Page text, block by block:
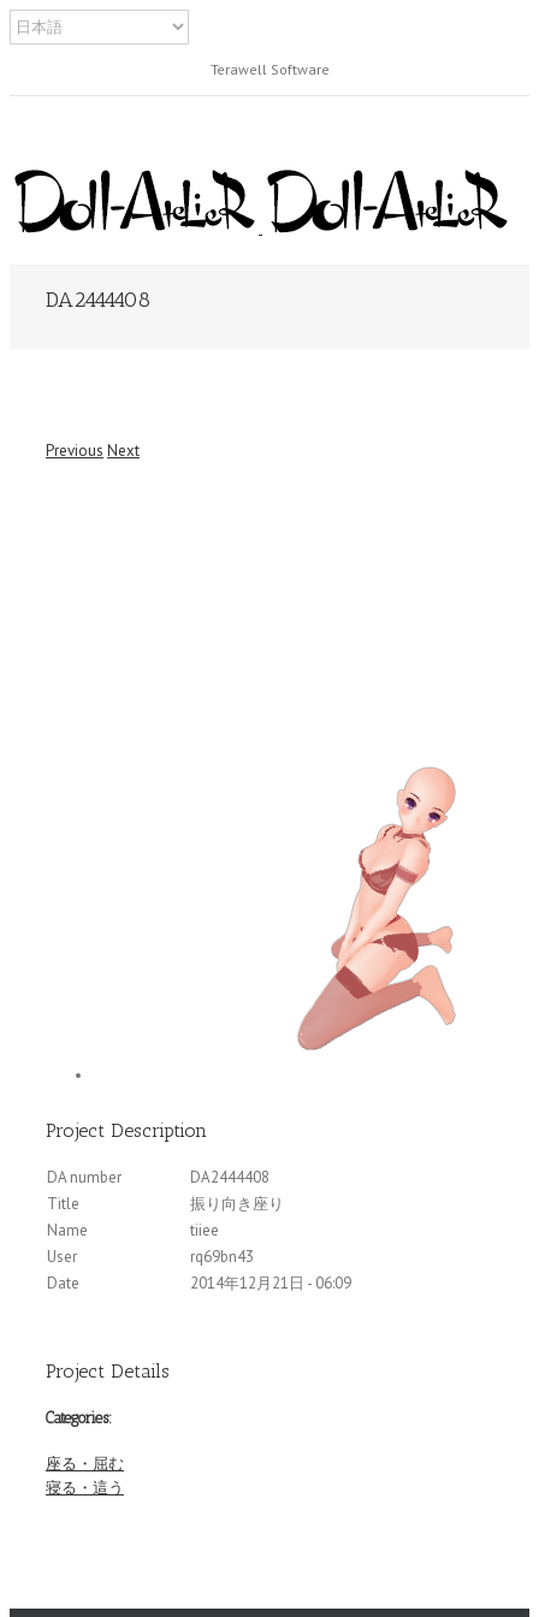
Terawell Software
DA2444408
Previous Next
Project Description
DA number
DA2444408
Title
振り向き座り
Name
tiiee
User
rq69bn43
Date
2014年12月21日 - 06:09
Project Details
Categories:
座る・屈む
寝る・這う